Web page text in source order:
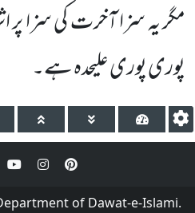
مگر یہ سزا آخرت کی سزا پر
پوری پوری علیحدہ ہے۔
of Dawat-e-Islami.